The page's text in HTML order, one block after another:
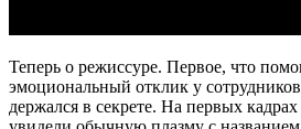
Теперь о режиссуре. Первое, что
эмоциональный отклик у
держался в секрете. На первых